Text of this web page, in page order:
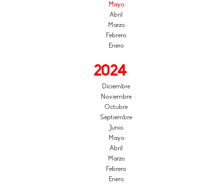
Mayo
Abril
Marzo
Febrero
Enero
2024
Diciembre
Noviembre
Octubre
Septiembre
Junio
Mayo
Abril
Marzo
Febrero
Enero